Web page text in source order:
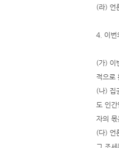
(라) 언
4. 이번
(가) 이
적으로
(나) 집
도 인
자의 몫
(다) 언